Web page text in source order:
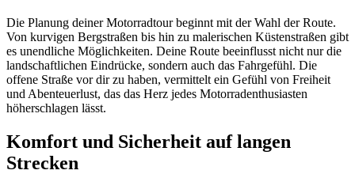
Die Planung deiner Motorradtour beginnt mit der Wahl der Route.
Von kurvigen Bergstraßen bis hin zu malerischen Küstenstraßen gibt
es unendliche Möglichkeiten. Deine Route beeinflusst nicht nur die
landschaftlichen Eindrücke, sondern auch das Fahrgefühl. Die
offene Straße vor dir zu haben, vermittelt ein Gefühl von Freiheit
und Abenteuerlust, das das Herz jedes Motorradenthusiasten
höherschlagen lässt.
Komfort und Sicherheit auf langen
Strecken